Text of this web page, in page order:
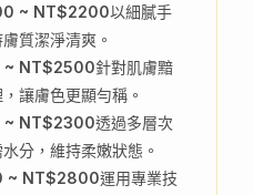
~ NT$2200以細膩手
質潔淨清爽。
~ NT$2500針對肌膚黯
讓膚色更顯勻稱。
~ NT$2300透過多層次
分，維持柔嫩狀態。
~ NT$2800運用專業技